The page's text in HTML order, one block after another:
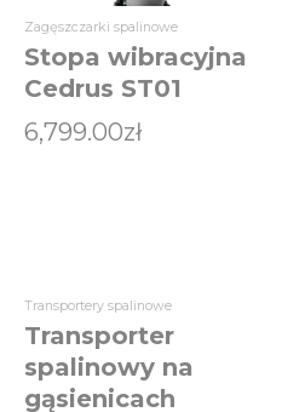
Zagęszczarki spalinowe
Stopa wibracyjna
Cedrus ST01
6,799.00zł
Transportery spalinowe
Transporter
spalinowy na
gąsienicach